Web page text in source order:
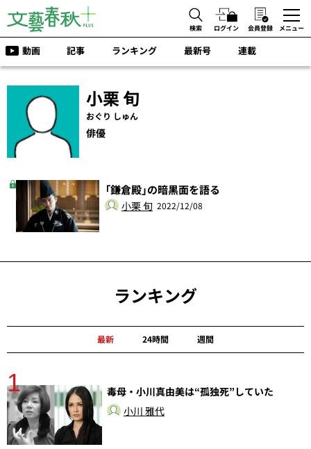
検索 ログイン 会員登録 メニュー
動画 記事 ランキング 最新号 連載
小栗 旬
おぐり しゅん
俳優
「鎌倉殿」の暗黒面を語る
小栗 旬 2022/12/08
ランキング
最新 24時間 週間
1
毒母・小川真由美は“孤独死”していた
小川 雅代